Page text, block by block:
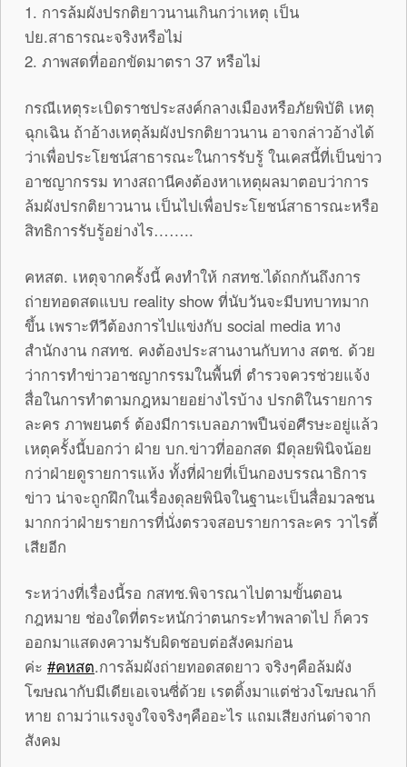
1. การล้มผังปรกติยาวนานเกินกว่าเหตุ เป็น
ปย.สาธารณะจริงหรือไม่
2. ภาพสดที่ออกขัดมาตรา 37 หรือไม่
กรณีเหตุระเบิดราชประสงค์กลางเมืองหรือภัยพิบัติ เหตุ
ฉุกเฉิน ถ้าอ้างเหตุล้มผังปรกติยาวนาน อาจกล่าวอ้างได้
ว่าเพื่อประโยชน์สาธารณะในการรับรู้ ในเคสนี้ที่เป็นข่าว
อาชญากรรม ทางสถานีคงต้องหาเหตุผลมาตอบว่าการ
ล้มผังปรกติยาวนาน เป็นไปเพื่อประโยชน์สาธารณะหรือ
สิทธิการรับรู้อย่างไร……..
คหสต. เหตุจากครั้งนี้ คงทำให้ กสทช.ได้ถกกันถึงการ
ถ่ายทอดสดแบบ reality show ที่นับวันจะมีบทบาทมาก
ขึ้น เพราะทีวีต้องการไปแข่งกับ social media ทาง
สำนักงาน กสทช. คงต้องประสานงานกับทาง สตช. ด้วย
ว่าการทำข่าวอาชญากรรมในพื้นที่ ตำรวจควรช่วยแจ้ง
สื่อในการทำตามกฎหมายอย่างไรบ้าง ปรกติในรายการ
ละคร ภาพยนตร์ ต้องมีการเบลอภาพปืนจ่อศีรษะอยู่แล้ว
เหตุครั้งนี้บอกว่า ฝ่าย บก.ข่าวที่ออกสด มีดุลยพินิจน้อย
กว่าฝ่ายดูรายการแห้ง ทั้งที่ฝ่ายที่เป็นกองบรรณาธิการ
ข่าว น่าจะถูกฝึกในเรื่องดุลยพินิจในฐานะเป็นสื่อมวลชน
มากกว่าฝ่ายรายการที่นั่งตรวจสอบรายการละคร วาไรตี้
เสียอีก
ระหว่างที่เรื่องนี้รอ กสทช.พิจารณาไปตามขั้นตอน
กฎหมาย ช่องใดที่ตระหนักว่าตนกระทำพลาดไป ก็ควร
ออกมาแสดงความรับผิดชอบต่อสังคมก่อน
ค่ะ ‪#‎คหสต.การล้มผังถ่ายทอดสดยาว จริงๆคือล้มผัง
โฆษณากับมีเดียเอเจนซี่ด้วย เรตติ้งมาแต่ช่วงโฆษณาก็
หาย ถามว่าแรงจูงใจจริงๆคืออะไร แถมเสียงก่นด่าจาก
สังคม